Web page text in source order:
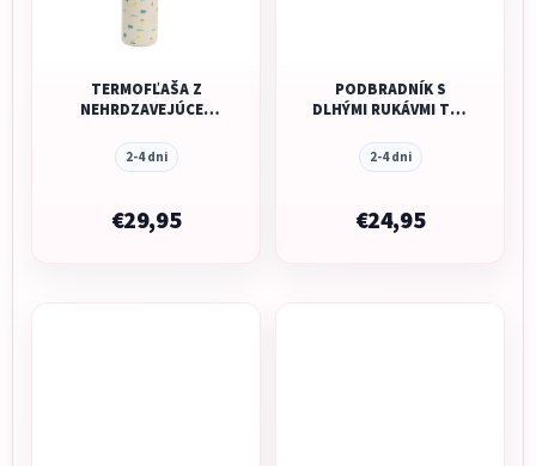
TERMOFĽAŠA Z
NEHRDZAVEJÚCEJ
CLOUD - TINY BITS
2-4 dni
€29,95
PODBRADNÍK S
DLHÝMI RUKÁVMI THE
CONFETTI
2-4 dni
€24,95